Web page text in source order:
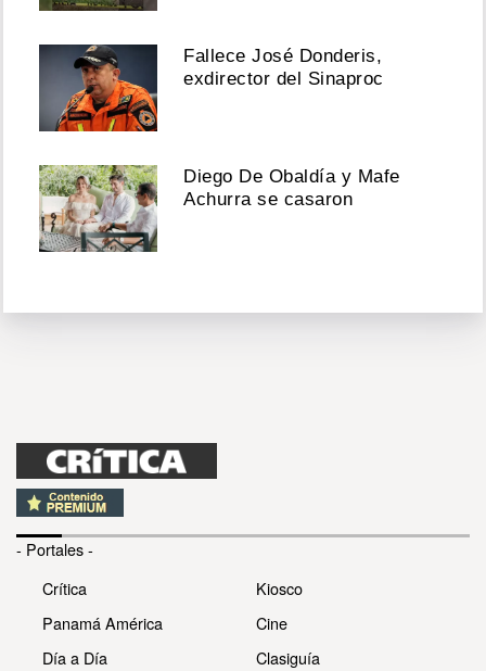
Fallece José Donderis,
exdirector del Sinaproc
Diego De Obaldía y Mafe
Achurra se casaron
- Portales -
Crítica
Panamá América
Día a Día
Kiosco
Cine
Clasiguía